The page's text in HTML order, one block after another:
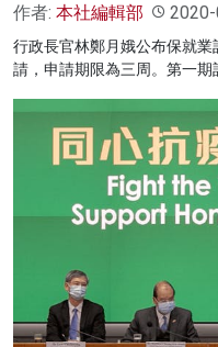
作者: 本社編輯部
行政長官林鄭月娥公布保就
請，申請期限為三周。第一期